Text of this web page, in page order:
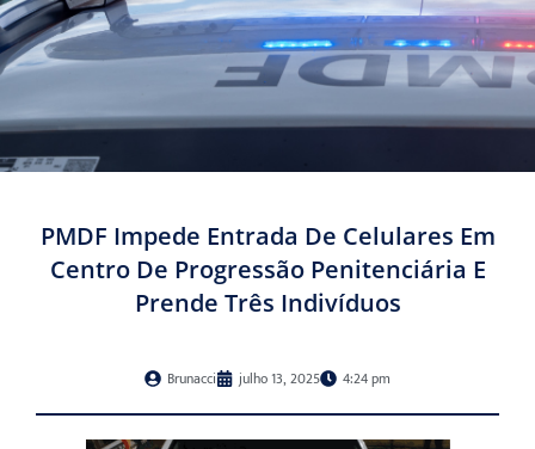
PMDF Impede Entrada De Celulares Em
Centro De Progressão Penitenciária E
Prende Três Indivíduos
Brunacci julho 13, 2025 4:24 pm